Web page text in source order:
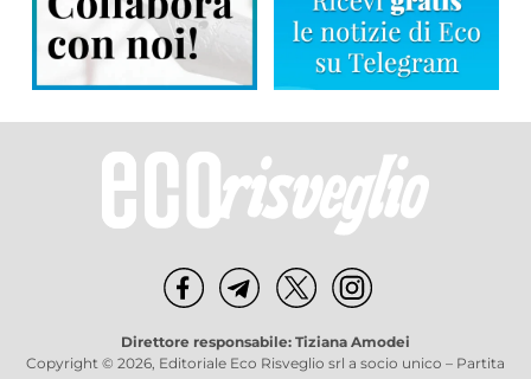
Direttore responsabile: Tiziana Amodei
Copyright © 2026, Editoriale Eco Risveglio srl a socio unico – Partita